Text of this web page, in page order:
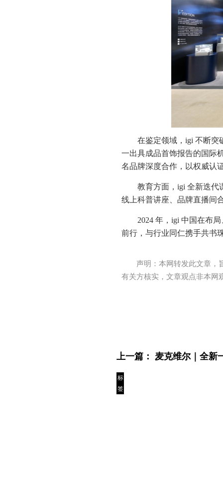
在鉴定领域，igi 不断突
一出具成品首饰报告的国际
名品牌深度合作，以权威认
教育方面，igi 全新迭代
线上科普讲座、品牌直播间
2024 年，igi 中国在布
前行，与行业同仁携手共书
声明：本网转发此文章，
有关方核实，文章观点非本网
上一篇： 麦克维尔｜全新
标
签